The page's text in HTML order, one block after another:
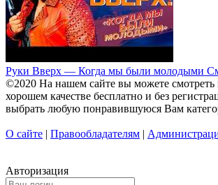
Руки Вверх — Когда мы были молодыми
©2020 На нашем сайте вы можете
хорошем качестве бесплатно и без
выбрать любую понравившуюся Вам
О сайте | Правообладателям |
Авторизация